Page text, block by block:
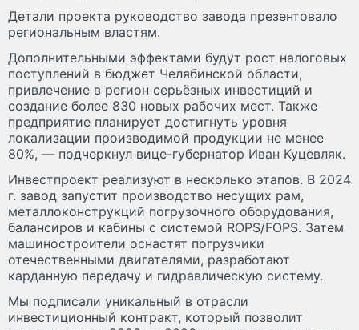
Детали проекта руководство завода презентовало
региональным властям.
Дополнительными эффектами будут рост налоговых
поступлений в бюджет Челябинской области,
привлечение в регион серьёзных инвестиций и
создание более 830 новых рабочих мест. Также
предприятие планирует достигнуть уровня
локализации производимой продукции не менее
80%, — подчеркнул вице-губернатор Иван Куцевляк.
Инвестпроект реализуют в несколько этапов. В 2024
г. завод запустит производство несущих рам,
металлоконструкций погрузочного оборудования,
балансиров и кабины с системой ROPS/FOPS. Затем
машиностроители оснастят погрузчики
отечественными двигателями, разработают
карданную передачу и гидравлическую систему.
Мы подписали уникальный в отрасли
инвестиционный контракт, который позволит